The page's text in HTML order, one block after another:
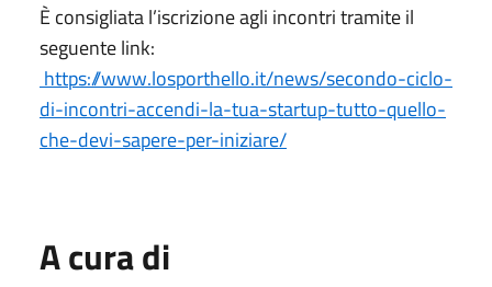
È consigliata l’iscrizione agli incontri tramite il
seguente link:
https://www.losporthello.it/news/secondo-ciclo-
di-incontri-accendi-la-tua-startup-tutto-quello-
che-devi-sapere-per-iniziare/
A cura di